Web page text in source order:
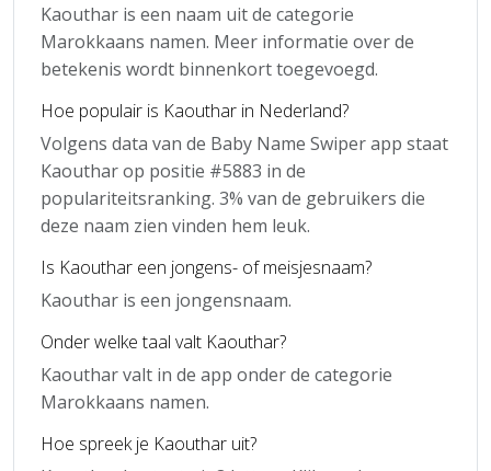
Kaouthar is een naam uit de categorie
Marokkaans namen. Meer informatie over de
betekenis wordt binnenkort toegevoegd.
Hoe populair is Kaouthar in Nederland?
Volgens data van de Baby Name Swiper app staat
Kaouthar op positie #5883 in de
populariteitsranking. 3% van de gebruikers die
deze naam zien vinden hem leuk.
Is Kaouthar een jongens- of meisjesnaam?
Kaouthar is een jongensnaam.
Onder welke taal valt Kaouthar?
Kaouthar valt in de app onder de categorie
Marokkaans namen.
Hoe spreek je Kaouthar uit?